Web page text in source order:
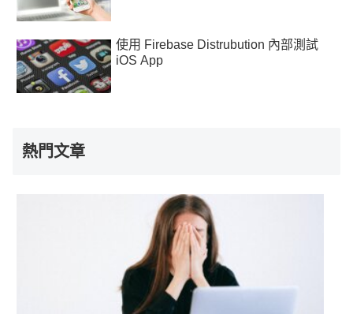
使用 Firebase Distrubution 內部測試
iOS App
熱門文章